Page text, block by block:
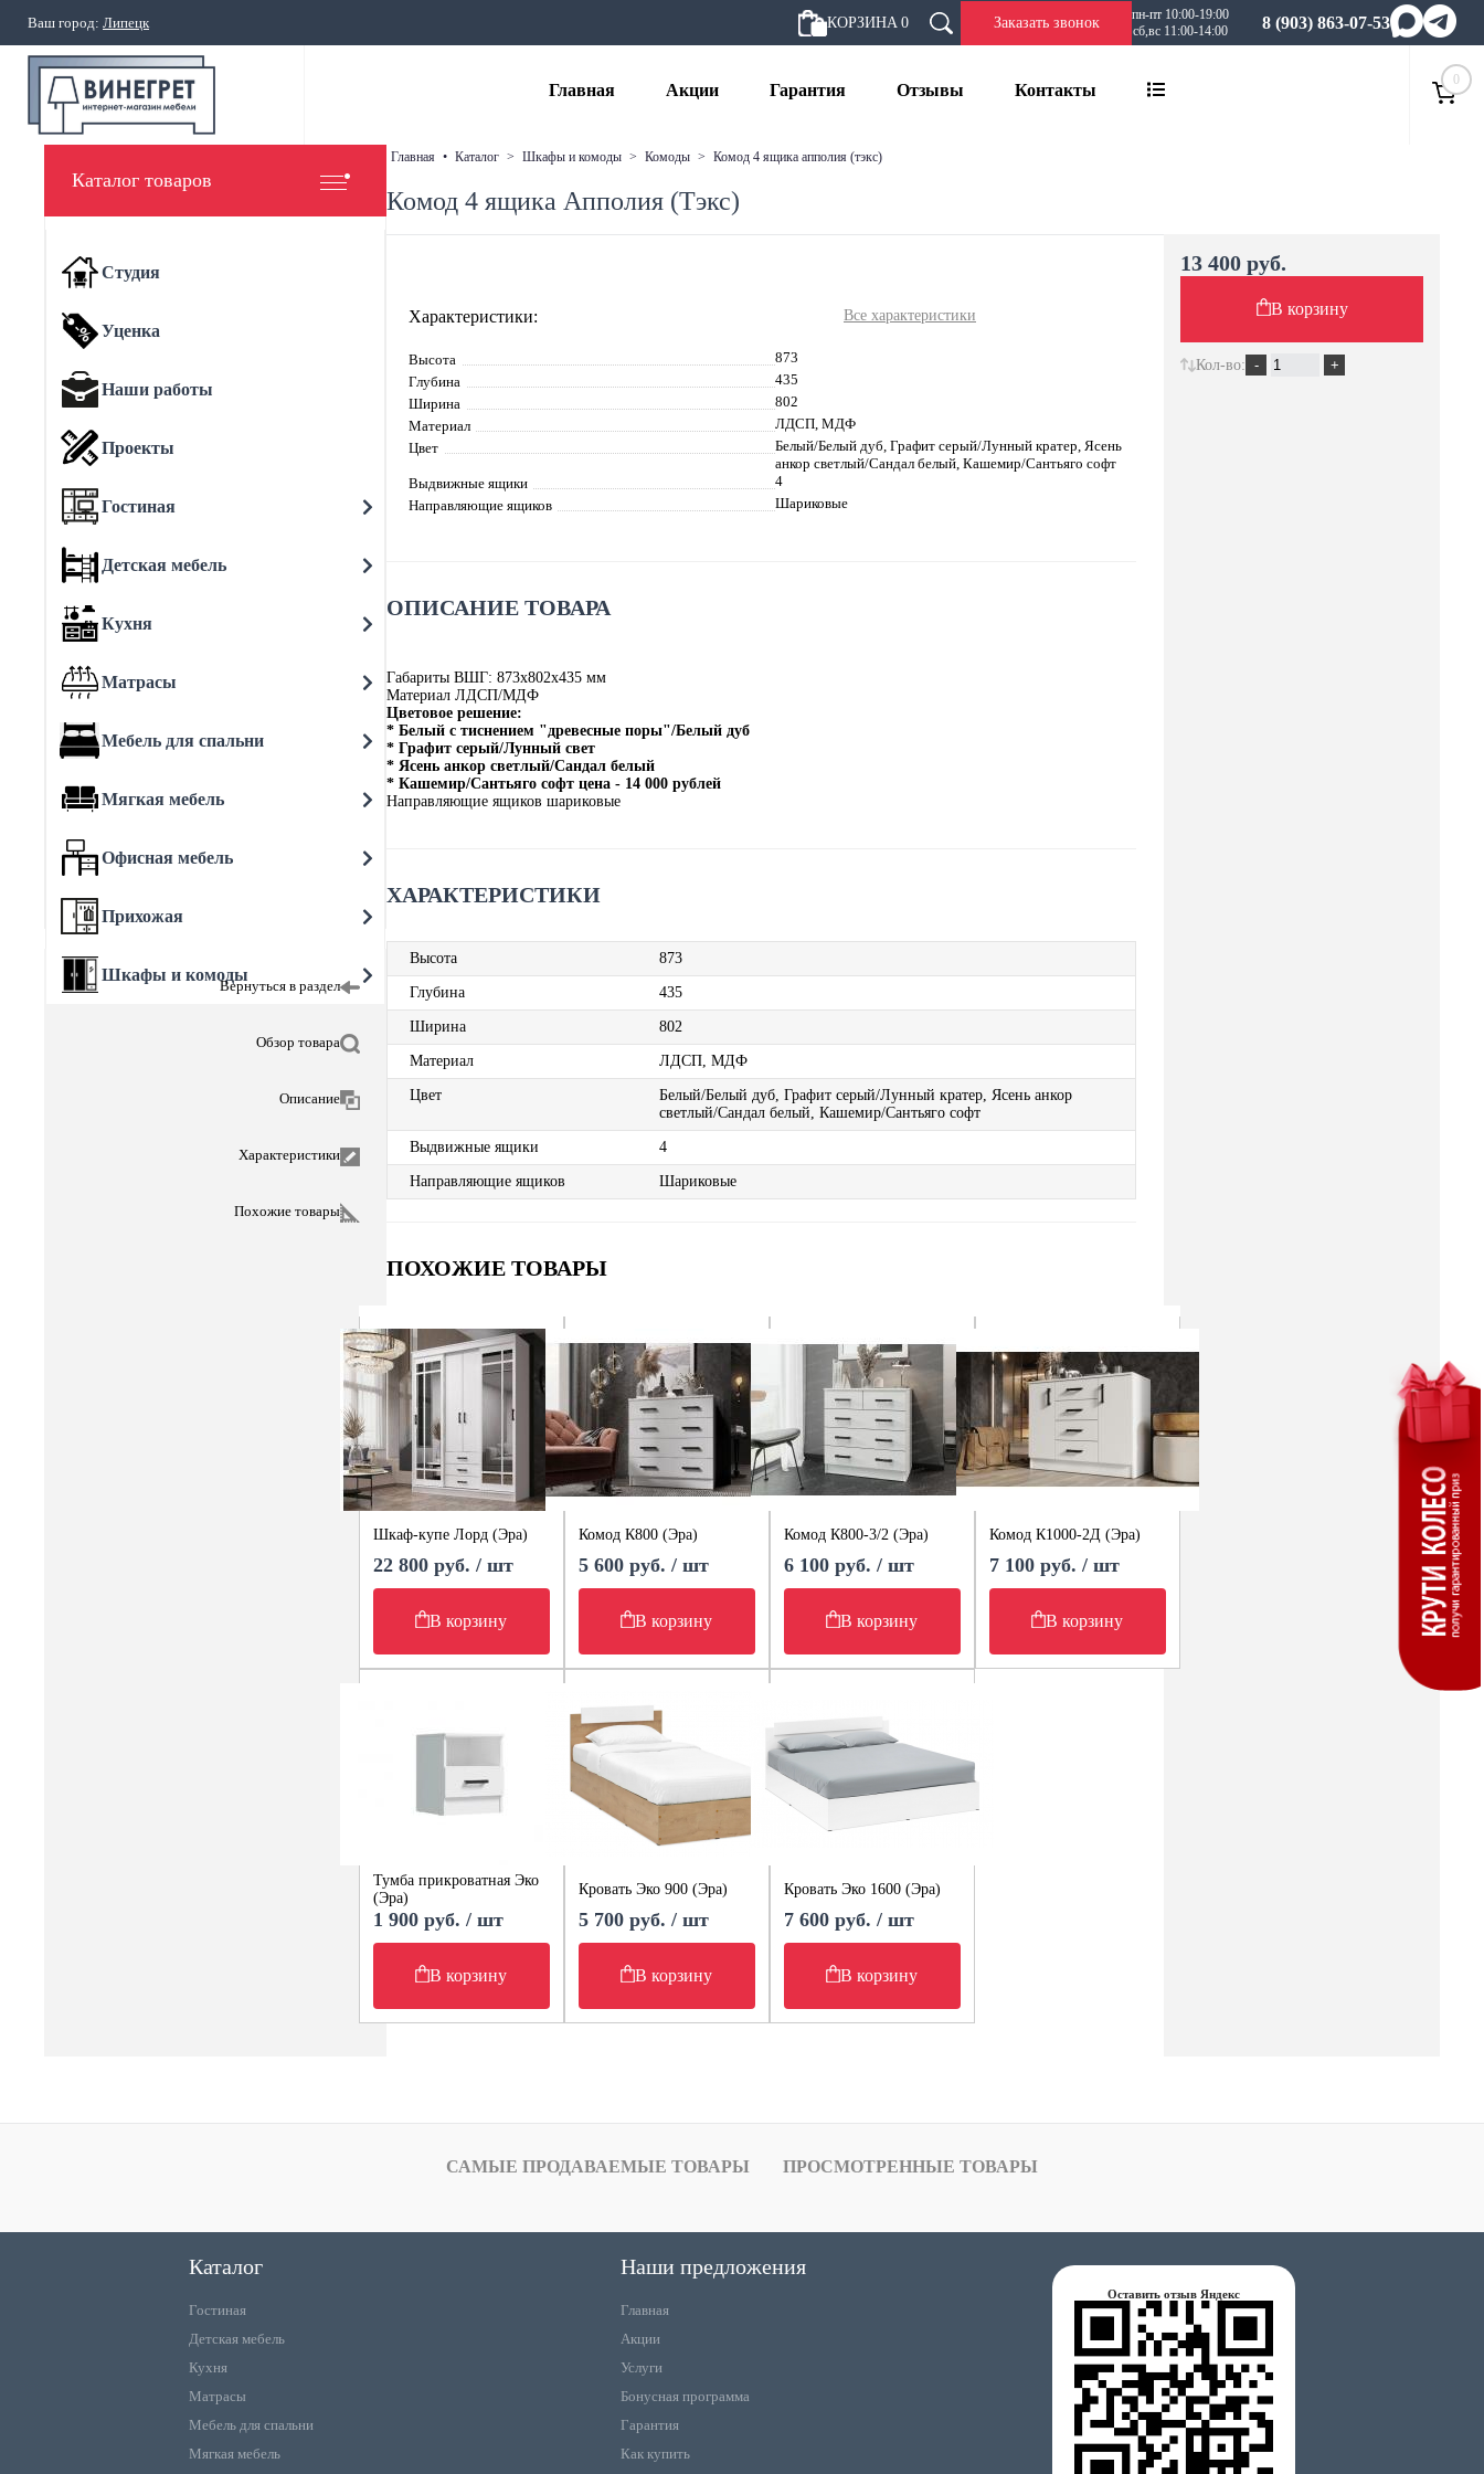
Ваш город: Липецк КОРЗИНА 0 Заказать звонок
пн-пт 10:00-19:00
сб,вс 11:00-14:00
8 (903) 863-07-53
Главная Акции Гарантия Отзывы Контакты
0
Каталог товаров
Студия
Уценка
Наши работы
Проекты
Гостиная
Детская мебель
Кухня
Матрасы
Мебель для спальни
Мягкая мебель
Офисная мебель
Прихожая
Шкафы и комоды
Вернуться в раздел
Обзор товара
Описание
Характеристики
Похожие товары
главная • каталог > шкафы и комоды > комоды > комод 4 ящика апполия (тэкс)
Комод 4 ящика Апполия (Тэкс)
Характеристики: Все характеристики
Высота
873
Глубина
435
Ширина
802
Материал
ЛДСП, МДФ
Цвет
Белый/Белый дуб, Графит серый/Лунный кратер, Ясень
анкор светлый/Сандал белый, Кашемир/Сантьяго софт
Выдвижные ящики
4
Направляющие ящиков
Шариковые
ОПИСАНИЕ ТОВАРА
Габариты ВШГ: 873х802х435 мм
Материал ЛДСП/МДФ
Цветовое решение:
* Белый с тиснением "древесные поры"/Белый дуб
* Графит серый/Лунный свет
* Ясень анкор светлый/Сандал белый
* Кашемир/Сантьяго софт цена - 14 000 рублей
Направляющие ящиков шариковые
ХАРАКТЕРИСТИКИ
Высота 873
Глубина 435
Ширина 802
Материал ЛДСП, МДФ
Цвет
Белый/Белый дуб, Графит серый/Лунный кратер, Ясень анкор
светлый/Сандал белый, Кашемир/Сантьяго софт
Выдвижные ящики 4
Направляющие ящиков Шариковые
ПОХОЖИЕ ТОВАРЫ
Шкаф-купе Лорд (Эра)
22 800 руб. / шт
В корзину
Комод К800 (Эра)
5 600 руб. / шт
В корзину
Комод К800-3/2 (Эра)
6 100 руб. / шт
В корзину
Комод К1000-2Д (Эра)
7 100 руб. / шт
В корзину
Тумба прикроватная Эко
(Эра)
1 900 руб. / шт
В корзину
Кровать Эко 900 (Эра)
5 700 руб. / шт
В корзину
Кровать Эко 1600 (Эра)
7 600 руб. / шт
В корзину
13 400 руб.
В корзину
Кол-во:
САМЫЕ ПРОДАВАЕМЫЕ ТОВАРЫ ПРОСМОТРЕННЫЕ ТОВАРЫ
Каталог
Гостиная
Детская мебель
Кухня
Матрасы
Мебель для спальни
Мягкая мебель
Наши предложения
Главная
Акции
Услуги
Бонусная программа
Гарантия
Как купить
Оставить отзыв Яндекс